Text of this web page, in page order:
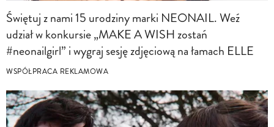
Świętuj z nami 15 urodziny marki NEONAIL. Weź
udział w konkursie „MAKE A WISH zostań
#neonailgirl” i wygraj sesję zdjęciową na łamach ELLE
WSPÓŁPRACA REKLAMOWA